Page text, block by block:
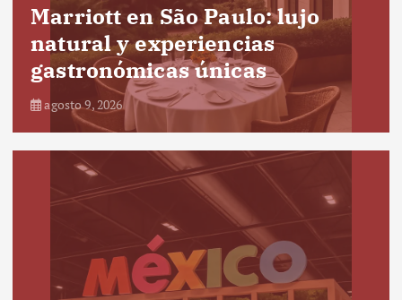
Marriott en São Paulo: lujo
natural y experiencias
gastronómicas únicas
agosto 9, 2026